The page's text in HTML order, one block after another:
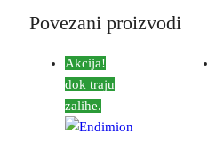
Povezani proizvodi
Akcija!
dok traju
zalihe.